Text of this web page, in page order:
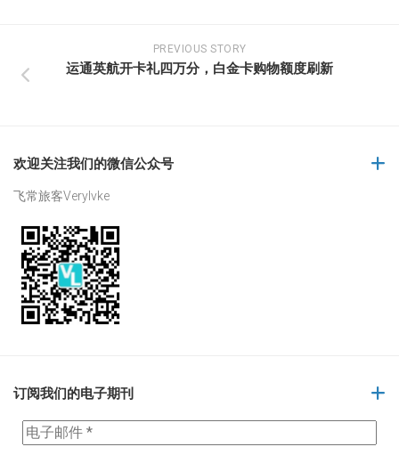
PREVIOUS STORY
运通英航开卡礼四万分，白金卡购物额度刷新
欢迎关注我们的微信公众号
飞常旅客Verylvke
订阅我们的电子期刊